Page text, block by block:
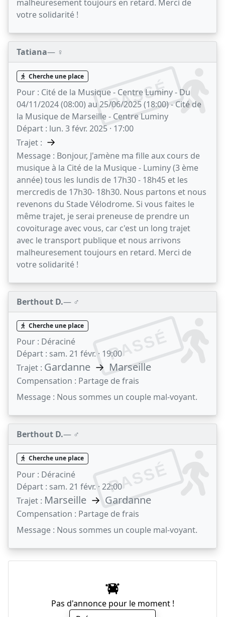
malheuresement toujours en retard. Merci de
votre solidarité !
Tatiana— ♀️
PASSÉ
Cherche une place
Pour : Cité de la Musique - Centre Luminy - Du
04/11/2024 (08:00) au 25/06/2025 (18:00) - Cité de
la Musique de Marseille - Centre Luminy
Départ : lun. 3 févr. 2025 · 17:00
Trajet : →
Message : Bonjour, J'amène ma fille aux cours de
musique à la Cité de la Musique - Luminy (3 ème
année) tous les lundis de 17h30 - 18h45 et les
mercredis de 17h30- 18h30. Nous partons et nous
revenons du Stade Vélodrome. Si vous faites le
même trajet, je serai preneuse de prendre un
covoiturage avec vous, car c'est un long trajet
avec le transport publique et nous arrivons
malheuresement toujours en retard. Merci de
votre solidarité !
Berthout D.— ♂️
PASSÉ
Cherche une place
Pour : Déraciné
Départ : sam. 21 févr. · 19:00
Trajet : Gardanne → Marseille
Compensation : Partage de frais
Message : Nous sommes un couple mal-voyant.
Berthout D.— ♂️
PASSÉ
Cherche une place
Pour : Déraciné
Départ : sam. 21 févr. · 22:00
Trajet : Marseille → Gardanne
Compensation : Partage de frais
Message : Nous sommes un couple mal-voyant.
Pas d'annonce pour le moment !